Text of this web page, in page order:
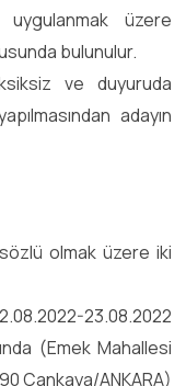
üzere
bulunulur.
ve duyuruda
adayın
sözlü olmak üzere iki
23.08.2022
(Emek Mahallesi
Çankaya/ANKARA)